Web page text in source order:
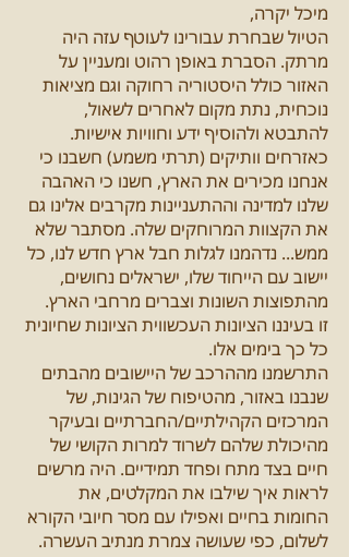
מיכל יקרה,
הטיול שבחרת עבורינו לעוטף עזה היה
מרתק. הסברת באופן רהוט ומעניין על
האזור כולל היסטוריה רחוקה וגם מציאות
נוכחית, נתת מקום לאחרים לשאול,
להתבטא ולהוסיף ידע וחוויות אישיות.
כאזרחים וותיקים (תרתי משמע) חשבנו כי
אנחנו מכירים את הארץ, חשנו כי האהבה
שלנו למדינה וההתעניינות מקרבים אלינו גם
את הקצוות המרוחקים שלה. מסתבר שלא
ממש... נדהמנו לגלות חבל ארץ חדש לנו, כל
יישוב עם הייחוד שלו, ישראלים נחושים,
מהתפוצות השונות וצברים מרחבי הארץ.
זו בעיננו הציונות העכשווית הציונות שחיונית
כל כך בימים אלו.
התרשמנו מההרכב של היישובים מהבתים
שנבנו באזור, מהטיפוח של הגינות, של
המרכזים הקהילתיים/החברתיים ובעיקר
מהיכולת שלהם לשרוד למרות הקושי של
חיים בצד מתח ופחד תמידיים. היה מרשים
לראות איך שילבו את המקלטים, את
החומות בחיים ואפילו עם מסר חיובי הקורא
לשלום, כפי שעושה צמרת מנתיב העשרה.